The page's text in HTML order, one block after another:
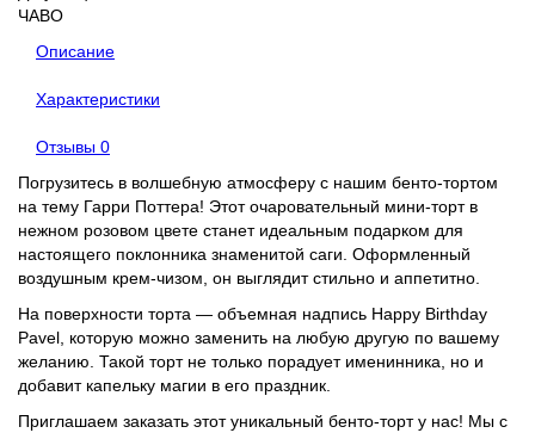
ЧАВО
Описание
Характеристики
Отзывы 0
Погрузитесь в волшебную атмосферу с нашим бенто-тортом
на тему Гарри Поттера! Этот очаровательный мини-торт в
нежном розовом цвете станет идеальным подарком для
настоящего поклонника знаменитой саги. Оформленный
воздушным крем-чизом, он выглядит стильно и аппетитно.
На поверхности торта — объемная надпись Happy Birthday
Pavel, которую можно заменить на любую другую по вашему
желанию. Такой торт не только порадует именинника, но и
добавит капельку магии в его праздник.
Приглашаем заказать этот уникальный бенто-торт у нас! Мы с